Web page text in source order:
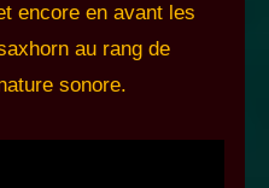
encore en avant les
au rang de
sonore.